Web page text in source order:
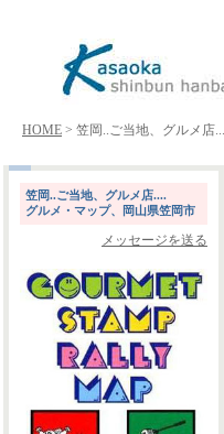
HOME > 笠岡..ご当地、グルメ店
笠岡..ご当地、グルメ店....
グルメ・マップ、岡山県笠岡市
メッセージを送る